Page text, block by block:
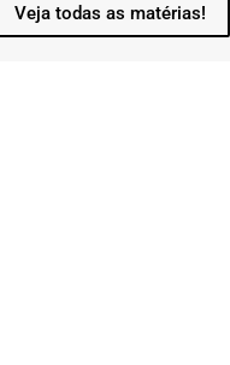
Veja todas as matérias!